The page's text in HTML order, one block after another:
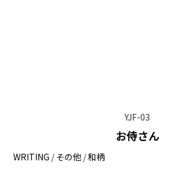
YJF-03
お侍さん
WRITING /その他 /和柄